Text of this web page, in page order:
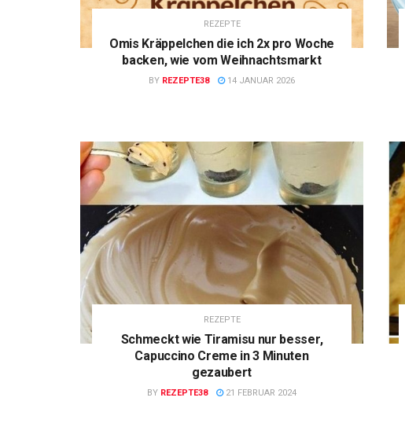
REZEPTE
Omis Kräppelchen die ich 2x pro Woche
backen, wie vom Weihnachtsmarkt
BY REZEPTE38 14 JANUAR 2026
REZEPTE
Schmeckt wie Tiramisu nur besser,
Capuccino Creme in 3 Minuten
gezaubert
BY REZEPTE38 21 FEBRUAR 2024